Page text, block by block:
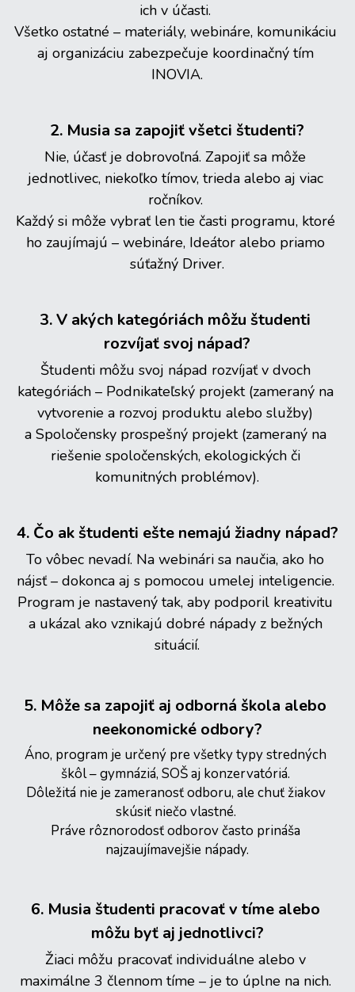
ich v účasti.
Všetko ostatné – materiály, webináre, komunikáciu
aj organizáciu zabezpečuje koordinačný tím
INOVIA.
2. Musia sa zapojiť všetci študenti?
Nie, účasť je dobrovoľná. Zapojiť sa môže
jednotlivec, niekoľko tímov, trieda alebo aj viac
ročníkov.
Každý si môže vybrať len tie časti programu, ktoré
ho zaujímajú – webináre, Ideátor alebo priamo
súťažný Driver.
3. V akých kategóriách môžu študenti
rozvíjať svoj nápad?
Študenti môžu svoj nápad rozvíjať v dvoch
kategóriách – Podnikateľský projekt (zameraný na
vytvorenie a rozvoj produktu alebo služby)
a Spoločensky prospešný projekt (zameraný na
riešenie spoločenských, ekologických či
komunitných problémov).
4. Čo ak študenti ešte nemajú žiadny nápad?
To vôbec nevadí. Na webinári sa naučia, ako ho
nájsť – dokonca aj s pomocou umelej inteligencie.
Program je nastavený tak, aby podporil kreativitu
a ukázal ako vznikajú dobré nápady z bežných
situácií.
5. Môže sa zapojiť aj odborná škola alebo
neekonomické odbory?
Áno, program je určený pre všetky typy stredných
škôl – gymnáziá, SOŠ aj konzervatóriá.
Dôležitá nie je zameranosť odboru, ale chuť žiakov
skúsiť niečo vlastné.
Práve rôznorodosť odborov často prináša
najzaujímavejšie nápady.
6. Musia študenti pracovať v tíme alebo
môžu byť aj jednotlivci?
Žiaci môžu pracovať individuálne alebo v
maximálne 3 člennom tíme – je to úplne na nich.